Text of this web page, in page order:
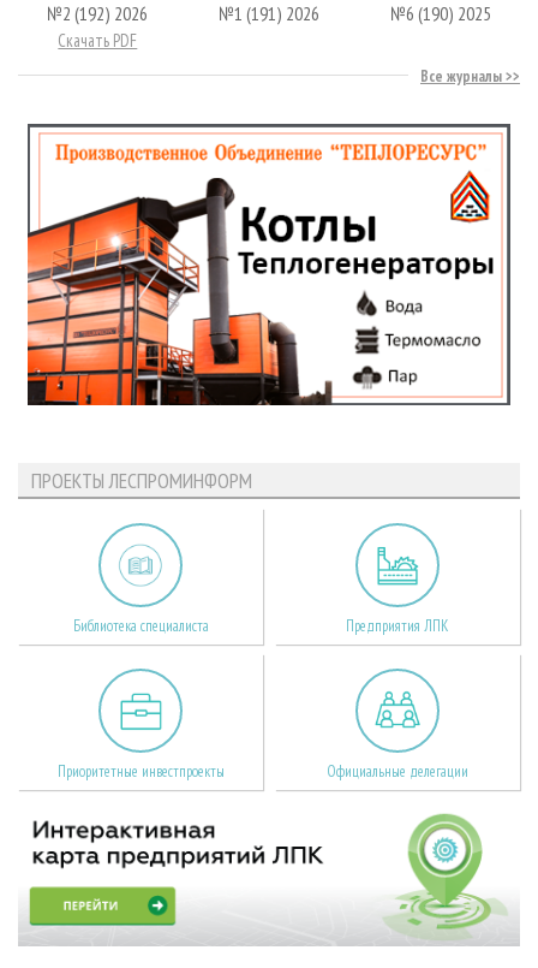
№2 (192) 2026
Скачать PDF
№1 (191) 2026 №6 (190) 2025
Все журналы
ПРОЕКТЫ ЛЕСПРОМИНФОРМ
Библиотека специалиста Предприятия ЛПК
Приоритетные инвестпроекты Официальные делегации